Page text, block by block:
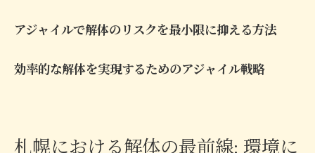
アジャイルで解体のリスクを最小限に抑える方法
効率的な解体を実現するためのアジャイル戦略